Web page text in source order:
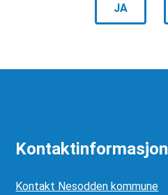
JA
Kontaktinformasjon
Kontakt Nesodden kommune